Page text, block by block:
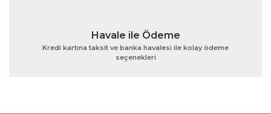
Havale ile Ödeme
Kredi kartına taksit ve banka havalesi ile kolay ödeme
seçenekleri